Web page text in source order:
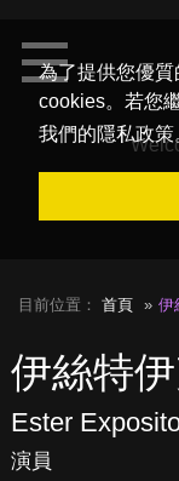
為了提供您優質
cookies。若您
我們的隱私政策
目前位置： 首頁 伊
伊絲特
Ester
演員